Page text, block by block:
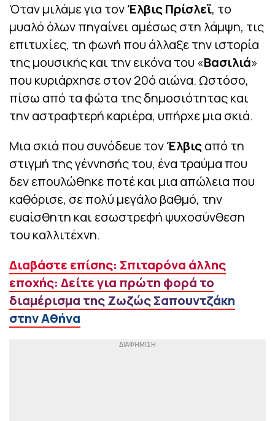
Όταν μιλάμε για τονΈλβις Πρίσλεϊ, το
μυαλό όλων πηγαίνει αμέσως στη λάμψη, τις
επιτυχίες, τη φωνή που άλλαξε την ιστορία
της μουσικής και την εικόνα του «Βασιλιά»
που κυριάρχησε στον 20ό αιώνα. Ωστόσο,
πίσω από τα φώτα της δημοσιότητας και
την αστραφτερή καριέρα, υπήρχε μια σκιά.
Μια σκιά που συνόδευε τονΈλβιςαπό τη
στιγμή της γέννησής του, ένα τραύμα που
δεν επουλώθηκε ποτέ και μια απώλεια που
καθόρισε, σε πολύ μεγάλο βαθμό, την
ευαίσθητη και εσωστρεφή ψυχοσύνθεση
του καλλιτέχνη.
Διαβάστε επίσης: Σπιταρόνα άλλης
εποχής: Δείτε για πρώτη φορά το
διαμέρισμα της Ζωζώς Σαπουντζάκη
στην Αθήνα